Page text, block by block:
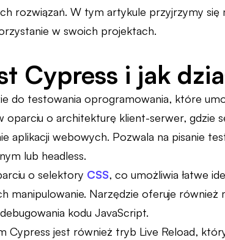
rozwiązań. W tym artykule przyjrzymy
w swoich projektach.
Cypress i jak
do testowania oprogramowania, które
oparciu o architekturę klient-serwer, gdzie
aplikacji webowych. Pozwala na pisanie
lub headless.
o selektory CSS, co umożliwia łatwe
manipulowanie. Narzędzie oferuje
kodu JavaScript.
Cypress jest również tryb Live Reload,